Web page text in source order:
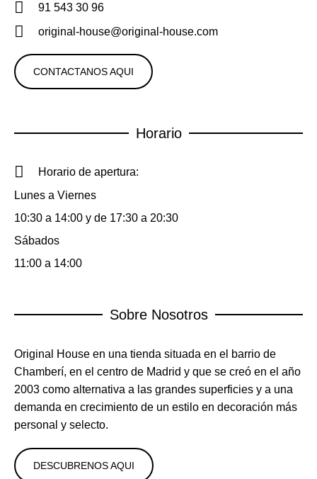
91 543 30 96
original-house@original-house.com
CONTACTANOS AQUI
Horario
Horario de apertura:
Lunes a Viernes
10:30 a 14:00 y de 17:30 a 20:30
Sábados
11:00 a 14:00
Sobre Nosotros
Original House en una tienda situada en el barrio de
Chamberí, en el centro de Madrid y que se creó en el año
2003 como alternativa a las grandes superficies y a una
demanda en crecimiento de un estilo en decoración más
personal y selecto.
DESCUBRENOS AQUI